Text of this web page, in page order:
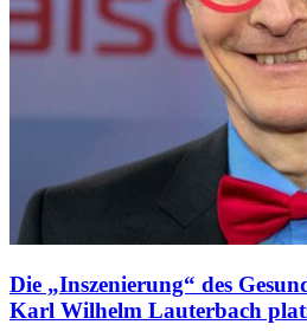
Die „Inszenierung“ des
Karl Wilhelm Lauterbach